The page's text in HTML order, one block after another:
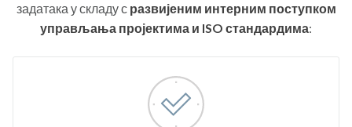
задатака у складу с развијеним интерним поступком
управљања пројектима и ISO стандардима: